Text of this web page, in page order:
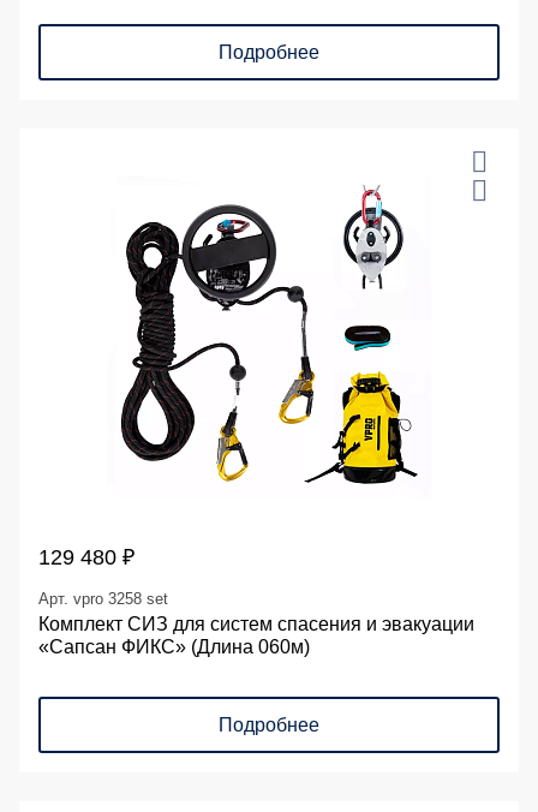
Подробнее
129 480 ₽
Арт. vpro 3258 set
Комплект СИЗ для систем спасения и эвакуации
«Сапсан ФИКС» (Длина 060м)
Подробнее